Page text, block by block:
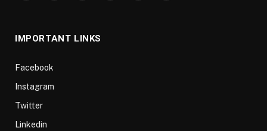
IMPORTANT LINKS
Facebook
Instagram
Twitter
Linkedin